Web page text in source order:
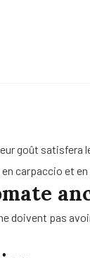
goût satisfera
carpaccio et en
doivent pas